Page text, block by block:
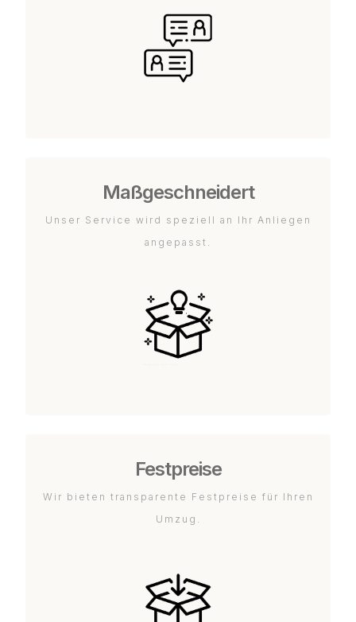
Maßgeschneidert
Unser Service wird speziell an Ihr Anliegen
angepasst.
Festpreise
Wir bieten transparente Festpreise für Ihren
Umzug.